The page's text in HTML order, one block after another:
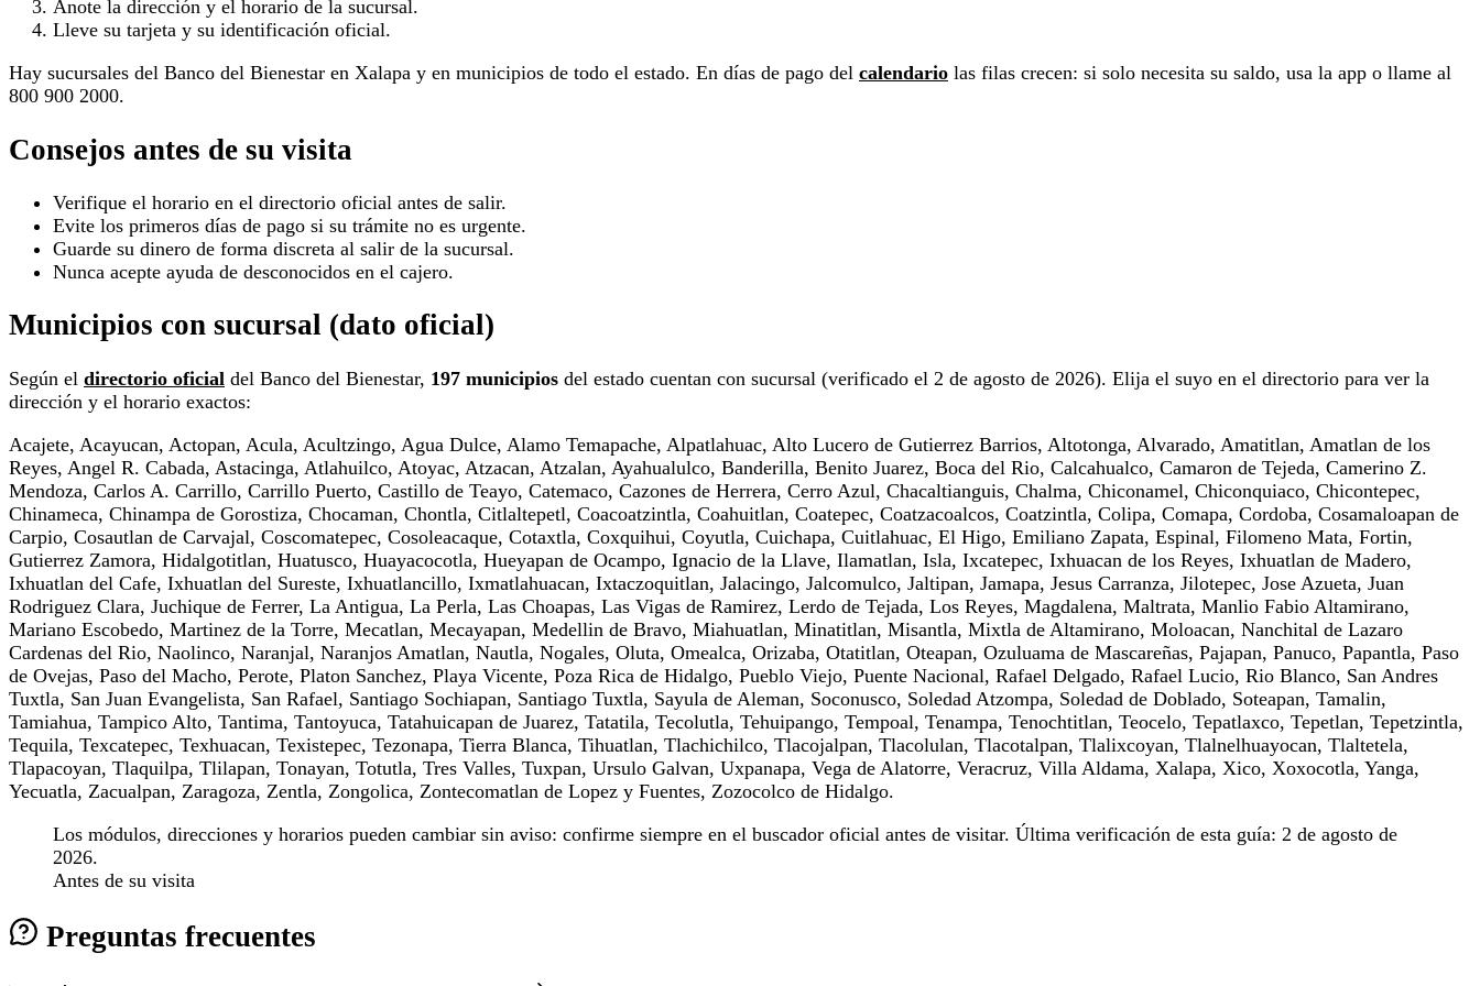
Anote la dirección y el horario de la sucursal.
Lleve su tarjeta y su identificación oficial.
Hay sucursales del Banco del Bienestar en Xalapa y en municipios de todo el estado. En días de pago del calendario las filas crecen: si solo necesita su saldo, usa la app o llame al
800 900 2000.
Consejos antes de su visita
Verifique el horario en el directorio oficial antes de salir.
Evite los primeros días de pago si su trámite no es urgente.
Guarde su dinero de forma discreta al salir de la sucursal.
Nunca acepte ayuda de desconocidos en el cajero.
Municipios con sucursal (dato oficial)
Según el directorio oficial del Banco del Bienestar, 197 municipios del estado cuentan con sucursal (verificado el 2 de agosto de 2026). Elija el suyo en el directorio para ver la
dirección y el horario exactos:
Acajete, Acayucan, Actopan, Acula, Acultzingo, Agua Dulce, Alamo Temapache, Alpatlahuac, Alto Lucero de Gutierrez Barrios, Altotonga, Alvarado, Amatitlan, Amatlan de los
Reyes, Angel R. Cabada, Astacinga, Atlahuilco, Atoyac, Atzacan, Atzalan, Ayahualulco, Banderilla, Benito Juarez, Boca del Rio, Calcahualco, Camaron de Tejeda, Camerino Z.
Mendoza, Carlos A. Carrillo, Carrillo Puerto, Castillo de Teayo, Catemaco, Cazones de Herrera, Cerro Azul, Chacaltianguis, Chalma, Chiconamel, Chiconquiaco, Chicontepec,
Chinameca, Chinampa de Gorostiza, Chocaman, Chontla, Citlaltepetl, Coacoatzintla, Coahuitlan, Coatepec, Coatzacoalcos, Coatzintla, Colipa, Comapa, Cordoba, Cosamaloapan de
Carpio, Cosautlan de Carvajal, Coscomatepec, Cosoleacaque, Cotaxtla, Coxquihui, Coyutla, Cuichapa, Cuitlahuac, El Higo, Emiliano Zapata, Espinal, Filomeno Mata, Fortin,
Gutierrez Zamora, Hidalgotitlan, Huatusco, Huayacocotla, Hueyapan de Ocampo, Ignacio de la Llave, Ilamatlan, Isla, Ixcatepec, Ixhuacan de los Reyes, Ixhuatlan de Madero,
Ixhuatlan del Cafe, Ixhuatlan del Sureste, Ixhuatlancillo, Ixmatlahuacan, Ixtaczoquitlan, Jalacingo, Jalcomulco, Jaltipan, Jamapa, Jesus Carranza, Jilotepec, Jose Azueta, Juan
Rodriguez Clara, Juchique de Ferrer, La Antigua, La Perla, Las Choapas, Las Vigas de Ramirez, Lerdo de Tejada, Los Reyes, Magdalena, Maltrata, Manlio Fabio Altamirano,
Mariano Escobedo, Martinez de la Torre, Mecatlan, Mecayapan, Medellin de Bravo, Miahuatlan, Minatitlan, Misantla, Mixtla de Altamirano, Moloacan, Nanchital de Lazaro
Cardenas del Rio, Naolinco, Naranjal, Naranjos Amatlan, Nautla, Nogales, Oluta, Omealca, Orizaba, Otatitlan, Oteapan, Ozuluama de Mascareñas, Pajapan, Panuco, Papantla, Paso
de Ovejas, Paso del Macho, Perote, Platon Sanchez, Playa Vicente, Poza Rica de Hidalgo, Pueblo Viejo, Puente Nacional, Rafael Delgado, Rafael Lucio, Rio Blanco, San Andres
Tuxtla, San Juan Evangelista, San Rafael, Santiago Sochiapan, Santiago Tuxtla, Sayula de Aleman, Soconusco, Soledad Atzompa, Soledad de Doblado, Soteapan, Tamalin,
Tamiahua, Tampico Alto, Tantima, Tantoyuca, Tatahuicapan de Juarez, Tatatila, Tecolutla, Tehuipango, Tempoal, Tenampa, Tenochtitlan, Teocelo, Tepatlaxco, Tepetlan, Tepetzintla,
Tequila, Texcatepec, Texhuacan, Texistepec, Tezonapa, Tierra Blanca, Tihuatlan, Tlachichilco, Tlacojalpan, Tlacolulan, Tlacotalpan, Tlalixcoyan, Tlalnelhuayocan, Tlaltetela,
Tlapacoyan, Tlaquilpa, Tlilapan, Tonayan, Totutla, Tres Valles, Tuxpan, Ursulo Galvan, Uxpanapa, Vega de Alatorre, Veracruz, Villa Aldama, Xalapa, Xico, Xoxocotla, Yanga,
Yecuatla, Zacualpan, Zaragoza, Zentla, Zongolica, Zontecomatlan de Lopez y Fuentes, Zozocolco de Hidalgo.
Los módulos, direcciones y horarios pueden cambiar sin aviso: confirme siempre en el buscador oficial antes de visitar. Última verificación de esta guía: 2 de agosto de
2026.
Antes de su visita
Preguntas frecuentes